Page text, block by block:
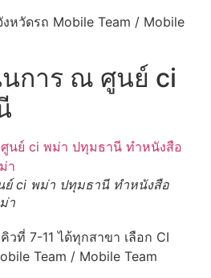
หวัดรถ Mobile Team / Mobile
การ ณ ศูนย์ ci
ย์ ci พม่า ปทุมธานี ทำหนังสือ
า
วที่ 7-11 ได้ทุกสาขา เลือก CI
Team / Mobile Team